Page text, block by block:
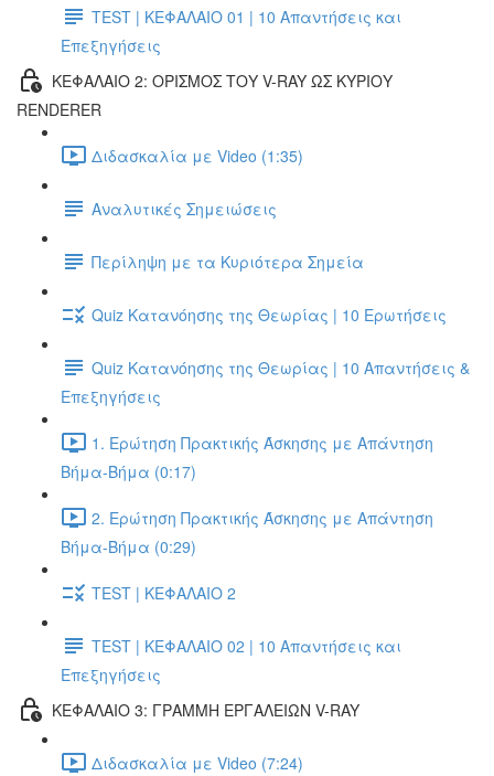
TEST | ΚΕΦΑΛΑΙΟ 01 | 10 Απαντήσεις και
Επεξηγήσεις
ΚΕΦΑΛΑΙΟ 2: ΟΡΙΣΜΟΣ ΤΟΥ V-RAY ΩΣ ΚΥΡΙΟΥ
RENDERER
Διδασκαλία με Video (1:35)
Αναλυτικές Σημειώσεις
Περίληψη με τα Κυριότερα Σημεία
Quiz Κατανόησης της Θεωρίας | 10 Ερωτήσεις
Quiz Κατανόησης της Θεωρίας | 10 Απαντήσεις &
Επεξηγήσεις
1. Ερώτηση Πρακτικής Άσκησης με Απάντηση
Βήμα-Βήμα (0:17)
2. Ερώτηση Πρακτικής Άσκησης με Απάντηση
Βήμα-Βήμα (0:29)
TEST | ΚΕΦΑΛΑΙΟ 2
TEST | ΚΕΦΑΛΑΙΟ 02 | 10 Απαντήσεις και
Επεξηγήσεις
ΚΕΦΑΛΑΙΟ 3: ΓΡΑΜΜΗ ΕΡΓΑΛΕΙΩΝ V-RAY
Διδασκαλία με Video (7:24)